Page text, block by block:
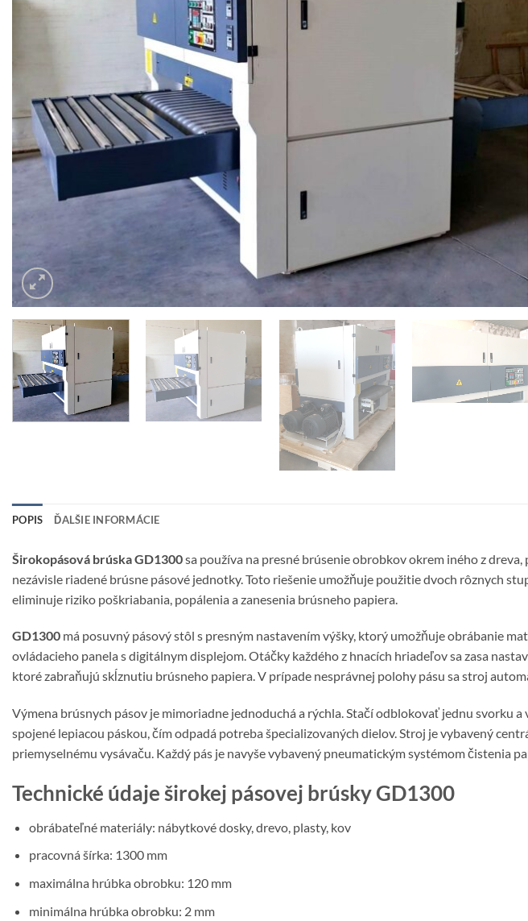
POPIS ĎALŠIE INFORMÁCIE
Širokopásová brúska GD1300sa používa na presné brúsenie obrobkov okrem iného z
nezávisle riadené brúsne pásové jednotky. Toto riešenie umožňuje použitie dvoch rôznych
eliminuje riziko poškriabania, popálenia a zanesenia brúsneho papiera.
GD1300 má posuvný pásový stôl s presným nastavením výšky, ktorý umožňuje obrábanie
ovládacieho panela s digitálnym displejom. Otáčky každého z hnacích hriadeľov sa zasa
ktoré zabraňujú skĺznutiu brúsneho papiera. V prípade nesprávnej polohy pásu sa stroj
Výmena brúsnych pásov je mimoriadne jednoduchá a rýchla. Stačí odblokovať jednu svorku a
spojené lepiacou páskou, čím odpadá potreba špecializovaných dielov. Stroj je vybavený
priemyselnému vysávaču. Každý pás je navyše vybavený pneumatickým systémom čistenia
Technické údaje širokej pásovej brúsky GD1300
obrábateľné materiály: nábytkové dosky, drevo, plasty, kov
pracovná šírka: 1300 mm
maximálna hrúbka obrobku: 120 mm
minimálna hrúbka obrobku: 2 mm